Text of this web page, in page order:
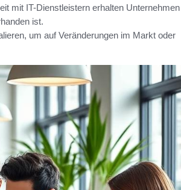
mit IT-Dienstleistern erhalten Unternehmen
ist.
um auf Veränderungen im Markt oder